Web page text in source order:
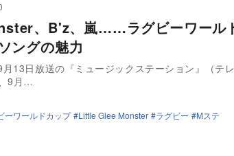
、B'z、嵐……ラグビーワール
ングの魅力
13日放送の『ミュージックステーション』（テ
9月…
ーワールドカップ Little Glee Monster ラグビー Mステ